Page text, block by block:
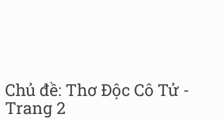
Chủ đề: Thơ Độc Cô Tử -
Trang 2